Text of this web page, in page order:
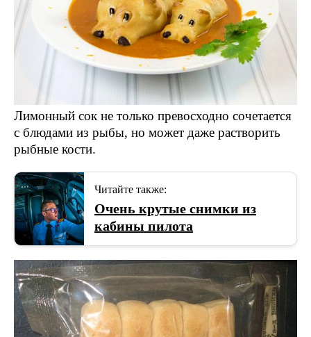
Лимонный сок не только превосходно сочетается
с блюдами из рыбы, но может даже растворить
рыбные кости.
Читайте также:
Очень крутые снимки из
кабины пилота